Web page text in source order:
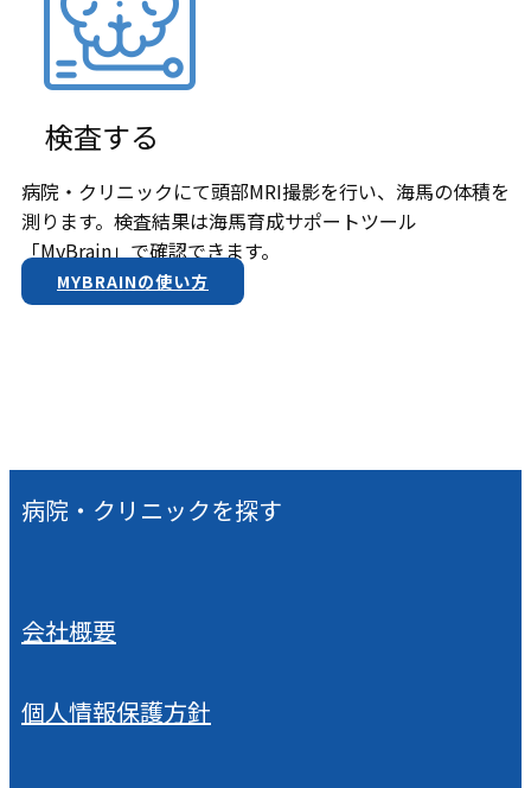
検査する
病院・クリニックにて頭部MRI撮影を行い、海馬の体積を
測ります。検査結果は​海馬育成サポートツール
「MyBrain」で確認できます。
MYBRAINの使い方
病院・クリニックを探す
会社概要
個人情報保護方針